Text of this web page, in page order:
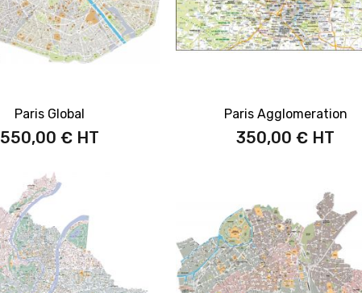
Paris Global
550,00 €
Paris Agglomeration
350,00 €